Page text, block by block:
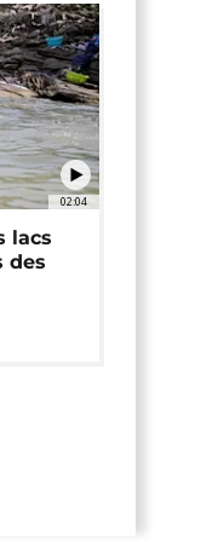
02:04
lacs
des